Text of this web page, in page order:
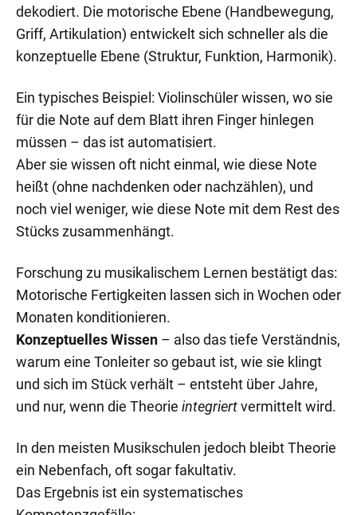
dekodiert. Die motorische Ebene (Handbewegung,
Griff, Artikulation) entwickelt sich schneller als die
konzeptuelle Ebene (Struktur, Funktion, Harmonik).
Ein typisches Beispiel: Violinschüler wissen, wo sie
für die Note auf dem Blatt ihren Finger hinlegen
müssen – das ist automatisiert.
Aber sie wissen oft nicht einmal, wie diese Note
heißt (ohne nachdenken oder nachzählen), und
noch viel weniger, wie diese Note mit dem Rest des
Stücks zusammenhängt.
Forschung zu musikalischem Lernen bestätigt das:
Motorische Fertigkeiten lassen sich in Wochen oder
Monaten konditionieren.
Konzeptuelles Wissen – also das tiefe Verständnis,
warum eine Tonleiter so gebaut ist, wie sie klingt
und sich im Stück verhält – entsteht über Jahre,
und nur, wenn die Theorie integriertvermittelt wird.
In den meisten Musikschulen jedoch bleibt Theorie
ein Nebenfach, oft sogar fakultativ.
Das Ergebnis ist ein systematisches